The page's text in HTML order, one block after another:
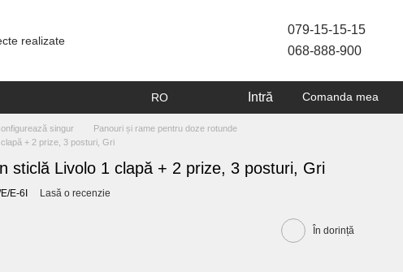
realizate
079-15-15-15
068-888-900
RO Intră Comanda mea
singur
Panouri și rame pentru doze rotunde
+ 2 prize, 3 posturi, Gri
sticlă Livolo 1 clapă + 2 prize, 3 posturi, Gri
E-6I Lasă o recenzie
În dorință